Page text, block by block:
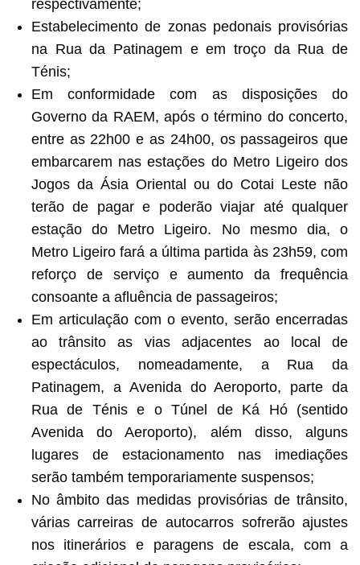
respectivamente;
Estabelecimento de zonas pedonais provisórias
na Rua da Patinagem e em troço da Rua de
Ténis;
Em conformidade com as disposições do
Governo da RAEM, após o término do concerto,
entre as 22h00 e as 24h00, os passageiros que
embarcarem nas estações do Metro Ligeiro dos
Jogos da Ásia Oriental ou do Cotai Leste não
terão de pagar e poderão viajar até qualquer
estação do Metro Ligeiro. No mesmo dia, o
Metro Ligeiro fará a última partida às 23h59, com
reforço de serviço e aumento da frequência
consoante a afluência de passageiros;
Em articulação com o evento, serão encerradas
ao trânsito as vias adjacentes ao local de
espectáculos, nomeadamente, a Rua da
Patinagem, a Avenida do Aeroporto, parte da
Rua de Ténis e o Túnel de Ká Hó (sentido
Avenida do Aeroporto), além disso, alguns
lugares de estacionamento nas imediações
serão também temporariamente suspensos;
No âmbito das medidas provisórias de trânsito,
várias carreiras de autocarros sofrerão ajustes
nos itinerários e paragens de escala, com a